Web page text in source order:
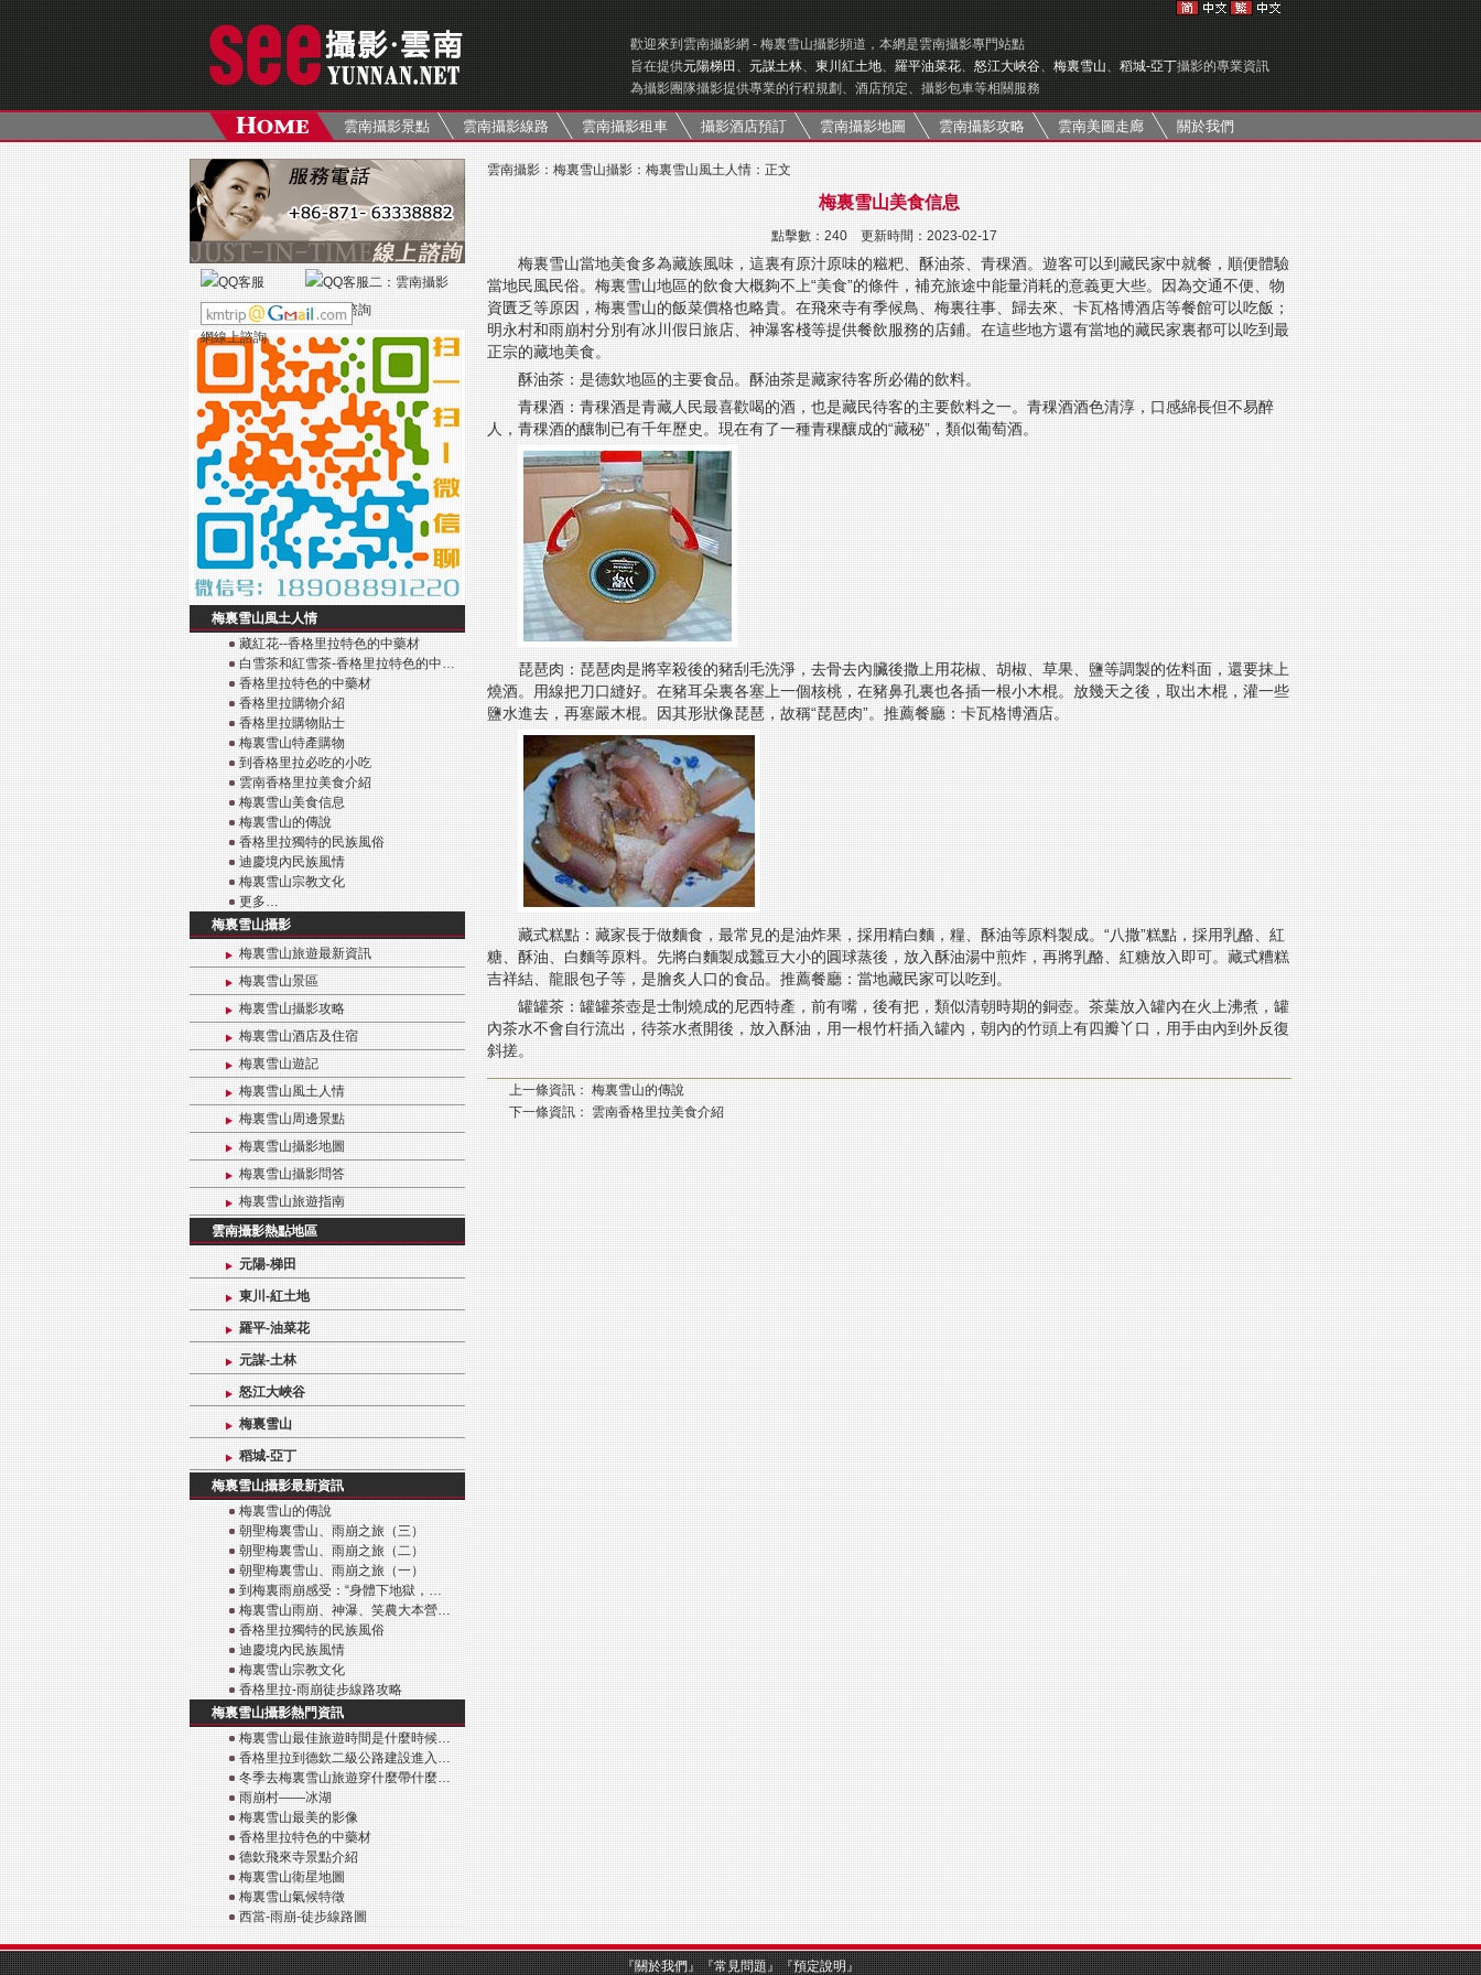
歡迎來到雲南攝影網 - 梅裏雪山攝影頻道，本網是雲南攝影專門站點
旨在提供元陽梯田 、 元謀土林、 東川紅土地、 羅平油菜花、 怒江大峽谷、 梅裏雪山、 稻城-亞丁攝影的專業資訊
為攝影團隊攝影提供專業的行程規劃、酒店預定、攝影包車等相關服務
雲南攝影景點 雲南攝影線路 雲南攝影租車 攝影酒店預訂 雲南攝影地圖 雲南攝影攻略 雲南美圖走廊 關於我們
梅裏雪山風土人情
藏紅花--香格里拉特色的中藥材
白雪茶和紅雪茶-香格里拉特色的中…
香格里拉特色的中藥材
香格里拉購物介紹
香格里拉購物貼士
梅裏雪山特產購物
到香格里拉必吃的小吃
雲南香格里拉美食介紹
梅裏雪山美食信息
梅裏雪山的傳說
香格里拉獨特的民族風俗
迪慶境內民族風情
梅裏雪山宗教文化
更多…
梅裏雪山攝影
梅裏雪山旅遊最新資訊
梅裏雪山景區
梅裏雪山攝影攻略
梅裏雪山酒店及住宿
梅裏雪山遊記
梅裏雪山風土人情
梅裏雪山周邊景點
梅裏雪山攝影地圖
梅裏雪山攝影問答
梅裏雪山旅遊指南
雲南攝影熱點地區
元陽-梯田
東川-紅土地
羅平-油菜花
元謀-土林
怒江大峽谷
梅裏雪山
稻城-亞丁
梅裏雪山攝影最新資訊
梅裏雪山的傳說
朝聖梅裏雪山、雨崩之旅（三）
朝聖梅裏雪山、雨崩之旅（二）
朝聖梅裏雪山、雨崩之旅（一）
到梅裏雨崩感受：“身體下地獄，…
梅裏雪山雨崩、神瀑、笑農大本營…
香格里拉獨特的民族風俗
迪慶境內民族風情
梅裏雪山宗教文化
香格里拉-雨崩徒步線路攻略
梅裏雪山攝影熱門資訊
梅裏雪山最佳旅遊時間是什麼時候…
香格里拉到德欽二級公路建設進入…
冬季去梅裏雪山旅遊穿什麼帶什麼…
雨崩村——冰湖
梅裏雪山最美的影像
香格里拉特色的中藥材
德欽飛來寺景點介紹
梅裏雪山衛星地圖
梅裏雪山氣候特徵
西當-雨崩-徒步線路圖
雲南攝影 ： 梅裏雪山攝影 ： 梅裏雪山風土人情 ：正文
梅裏雪山美食信息
點擊數： 240 更新時間：2023-02-17
梅裏雪山當地美食多為藏族風味，這裏有原汁原味的糍粑、酥油茶、青稞酒。遊客可以到藏民家中就餐，順便體驗
當地民風民俗。梅裏雪山地區的飲食大概夠不上“美食”的條件，補充旅途中能量消耗的意義更大些。因為交通不便、物
資匱乏等原因，梅裏雪山的飯菜價格也略貴。在飛來寺有季候鳥、梅裏往事、歸去來、卡瓦格博酒店等餐館可以吃飯；
明永村和雨崩村分別有冰川假日旅店、神瀑客棧等提供餐飲服務的店鋪。在這些地方還有當地的藏民家裏都可以吃到最
正宗的藏地美食。
酥油茶：是德欽地區的主要食品。酥油茶是藏家待客所必備的飲料。
青稞酒：青稞酒是青藏人民最喜歡喝的酒，也是藏民待客的主要飲料之一。青稞酒酒色清淳，口感綿長但不易醉
人，青稞酒的釀制已有千年歷史。現在有了一種青稞釀成的“藏秘”，類似葡萄酒。
琵琶肉：琵琶肉是將宰殺後的豬刮毛洗淨，去骨去內臟後撒上用花椒、胡椒、草果、鹽等調製的佐料面，還要抹上
燒酒。用線把刀口縫好。在豬耳朵裏各塞上一個核桃，在豬鼻孔裏也各插一根小木棍。放幾天之後，取出木棍，灌一些
鹽水進去，再塞嚴木棍。因其形狀像琵琶，故稱“琵琶肉”。推薦餐廳：卡瓦格博酒店。
藏式糕點：藏家長于做麵食，最常見的是油炸果，採用精白麵，糧、酥油等原料製成。“八撒”糕點，採用乳酪、紅
糖、酥油、白麵等原料。先將白麵製成蠶豆大小的圓球蒸後，放入酥油湯中煎炸，再將乳酪、紅糖放入即可。藏式糟糕
吉祥結、龍眼包子等，是膾炙人口的食品。推薦餐廳：當地藏民家可以吃到。
罐罐茶：罐罐茶壺是士制燒成的尼西特產，前有嘴，後有把，類似清朝時期的銅壺。茶葉放入罐內在火上沸煮，罐
內茶水不會自行流出，待茶水煮開後，放入酥油，用一根竹杆插入罐內，朝內的竹頭上有四瓣丫口，用手由內到外反復
斜搓。
上一條資訊： 梅裏雪山的傳說
下一條資訊： 雲南香格里拉美食介紹
『關於我們』『常見問題』『預定說明』